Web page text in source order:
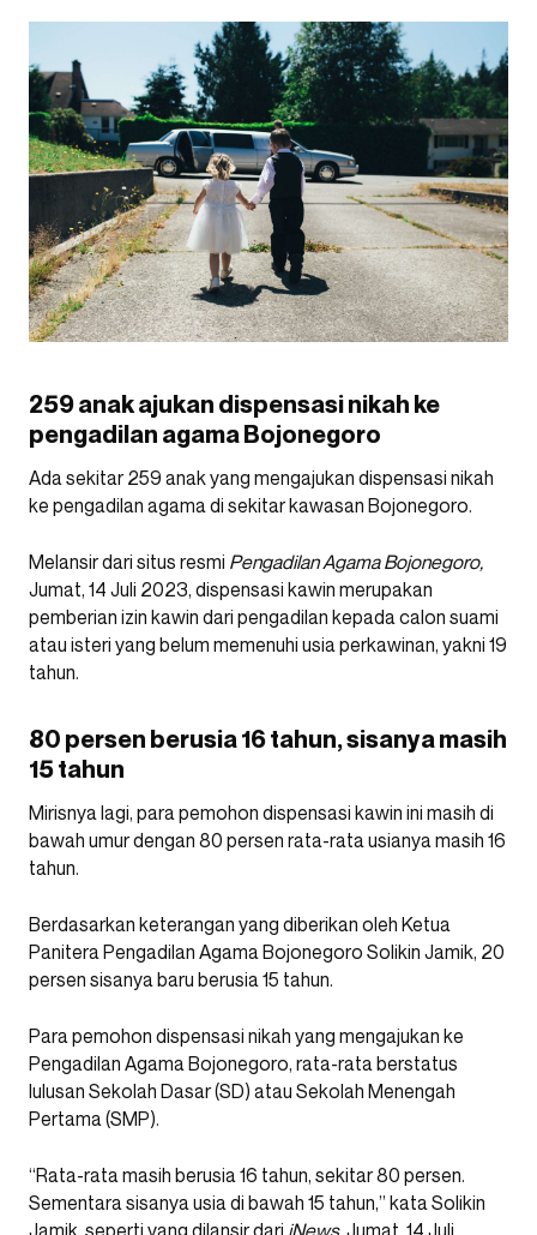
259 anak ajukan dispensasi nikah ke
pengadilan agama Bojonegoro
Ada sekitar 259 anak yang mengajukan dispensasi nikah
ke pengadilan agama di sekitar kawasan Bojonegoro.
Melansir dari situs resmi Pengadilan Agama Bojonegoro,
Jumat, 14 Juli 2023, dispensasi kawin merupakan
pemberian izin kawin dari pengadilan kepada calon suami
atau isteri yang belum memenuhi usia perkawinan, yakni 19
tahun.
80 persen berusia 16 tahun, sisanya masih
15 tahun
Mirisnya lagi, para pemohon dispensasi kawin ini masih di
bawah umur dengan 80 persen rata-rata usianya masih 16
tahun.
Berdasarkan keterangan yang diberikan oleh Ketua
Panitera Pengadilan Agama Bojonegoro Solikin Jamik, 20
persen sisanya baru berusia 15 tahun.
Para pemohon dispensasi nikah yang mengajukan ke
Pengadilan Agama Bojonegoro, rata-rata berstatus
lulusan Sekolah Dasar (SD) atau Sekolah Menengah
Pertama (SMP).
“Rata-rata masih berusia 16 tahun, sekitar 80 persen.
Sementara sisanya usia di bawah 15 tahun,” kata Solikin
Jamik, seperti yang dilansir dari iNews, Jumat, 14 Juli